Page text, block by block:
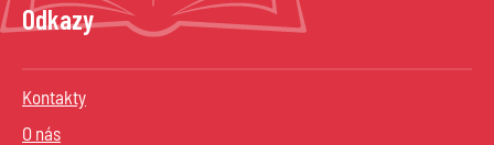
Odkazy
Kontakty
O nás